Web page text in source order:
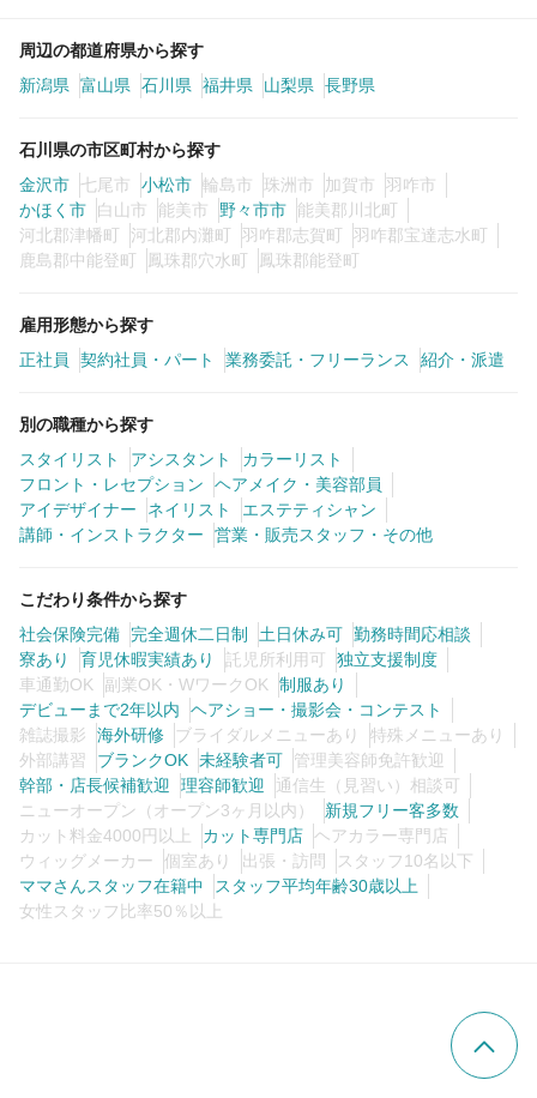
周辺の都道府県から探す
新潟県
富山県 石川県 福井県 山梨県 長野県
石川県の市区町村から探す
金沢市
七尾市 小松市 輪島市 珠洲市 加賀市
羽咋市
かほく市
白山市 能美市 野々市市
能美郡川北町
河北郡津幡町
河北郡内灘町 羽咋郡志賀町
羽咋郡宝達志水町
鹿島郡中能登町
鳳珠郡穴水町 鳳珠郡能登町
雇用形態から探す
正社員
契約社員・パート 業務委託・フリーランス 紹介・派遣
別の職種から探す
スタイリスト
アシスタント
カラーリスト
フロント・レセプション
ヘアメイク・美容部員
アイデザイナー
ネイリスト
エステティシャン
講師・インストラクター
営業・販売スタッフ・その他
こだわり条件から探す
社会保険完備
完全週休二日制 土日休み可 勤務時間応相談
寮あり
育児休暇実績あり 託児所利用可
独立支援制度
車通勤OK
副業OK・WワークOK
制服あり
デビューまで2年以内
ヘアショー・撮影会・コンテスト
雑誌撮影
海外研修 ブライダルメニューあり
特殊メニューあり
外部講習
ブランクOK 未経験者可
管理美容師免許歓迎
幹部・店長候補歓迎
理容師歓迎
通信生（見習い）相談可
ニューオープン（オープン3ヶ月以内）
新規フリー客多数
カット料金4000円以上
カット専門店 ヘアカラー専門店
ウィッグメーカー
個室あり 出張・訪問
スタッフ10名以下
ママさんスタッフ在籍中
スタッフ平均年齢30歳以上
女性スタッフ比率50％以上